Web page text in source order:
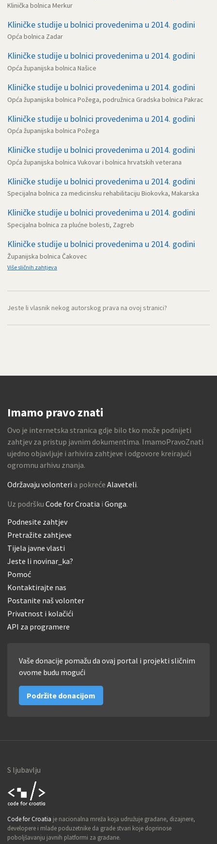
Klinička bolnica Merkur
Kliničke studije u bolnici provedenima u 2014. godini
Opća bolnica Zadar
Kliničke studije u bolnici provedenima u 2014. godini
Opća županijska bolnica Našice
Kliničke studije u bolnici provedenima u 2014. godini
Opća županijska bolnica Požega, podružnica Gradska bolnica Pakrac
Kliničke studije u bolnici provedenima u 2014. godini
Opća županijska bolnica Požega
Kliničke studije u bolnici provedenima u 2014. godini
Opća županijska bolnica Vukovar i bolnica hrvatskih veterana
Kliničke studije u bolnici provedenima u 2014. godini
Specijalna bolnica za medicinsku rehabilitaciju Biokovka, Makarska
Kliničke studije u bolnici provedenima u 2014. godini
Specijalna bolnica za plućne bolesti, Zagreb
Kliničke studije u bolnici provedenima u 2014. godini
Županijska bolnica Čakovec
Više sličnih zahtjeva
Jeste li vlasnik nekog autorskog prava na ovoj stranici?
Imamo pravo znati
Ovo je internetska stranica gdje bilo tko može podnijeti
zahtjev za pristup javnim dokumentima. ImamoPravoZnati
ujedno objavljuje i arhivira zahtjeve i odgovore kreirajući
ogromnu arhivu znanja.
Održavaju volonteri a pokreće Alaveteli.
Uz podršku Code for Croatia i Gonga.
Podnesite zahtjev
Pretražite zahtjeve
Tijela javne vlasti
Jeste li novinar_ka?
Pomoć
Kontaktirajte nas
Postanite naš volonter
Privatnost i kolačići
API za programere
Vaše donacije pomažu da ovaj portal i projekti sličnim
ovome budu mogući
Podržite donacijom
S ljubavlju
Croatia
Code for Croatia je nacionalna mreža koja udružuje građane, dizajnere,
developere i mlade poduzetnike da grade stvari koje doprinose
poboljšavanju javnih platformi za građane.